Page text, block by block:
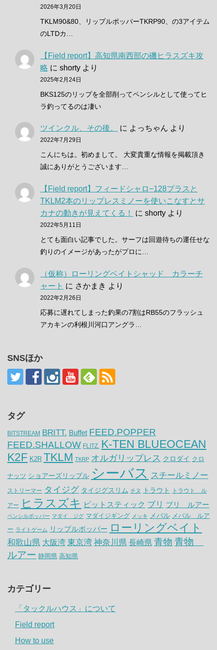
2026年3月20日
TKLM90&80、リップルポッパーTKRP90、の3アイテム
のLTDカ…
【Field report】高知県南西部の磯ヒラスズキ攻
略 に shorty より
2025年2月24日
BKS125のリップを全部削ってペンシルとして使ってヒ
ラ釣ってるのは凄い
ツインクル、その後。 に よっちゃん より
2022年7月29日
こんにちは。初めまして。 大変貴重な情報を掲載頂き
誠にありがとうございます…
【Field report】フィードシャロ−128プラスと
TKLM2本のリップレスミノーを使いこなすとサ
カナの動きが見えてくる！
に shorty より
2022年5月11日
とても面白い記事でした。サーフは回遊待ちの運任せな
釣りのイメージがあったがプロに…
（仮称）ローリングベイトシャッド カラーチ
ャート に さかまき より
2022年2月26日
応募に遅れてしまった釣果の7割はRB55のフラッシュ
アカキンの利根川河口アングラ…
SNSほか
タグ
BITSTREAM BRITT. Buffet FEED.POPPER
FEED.SHALLOW FLITZ.
K-TEN BLUEOCEAN
K2F K2R TKLM TKRP オルガリップレス クロダイ クロ
ナッツ ショアーズリップル シーバス スチールミノー
ストリーマー タイジグ タイジグスリム チヌ トラウト トラウト ル
アー ヒラスズキ ピットスティック ブリ ブリ ルアー
ペンシルポッパー マダイ ジグ マダイジギング メッキ メバル メバル ルア
ー ライトゲーム リップルポッパー ローリングベイト
和歌山県 大阪湾 東京湾 神奈川県 長崎県 青物 青物
ルアー 静岡県 高知県
カテゴリー
「タックルハウス」について
Field report
How to use